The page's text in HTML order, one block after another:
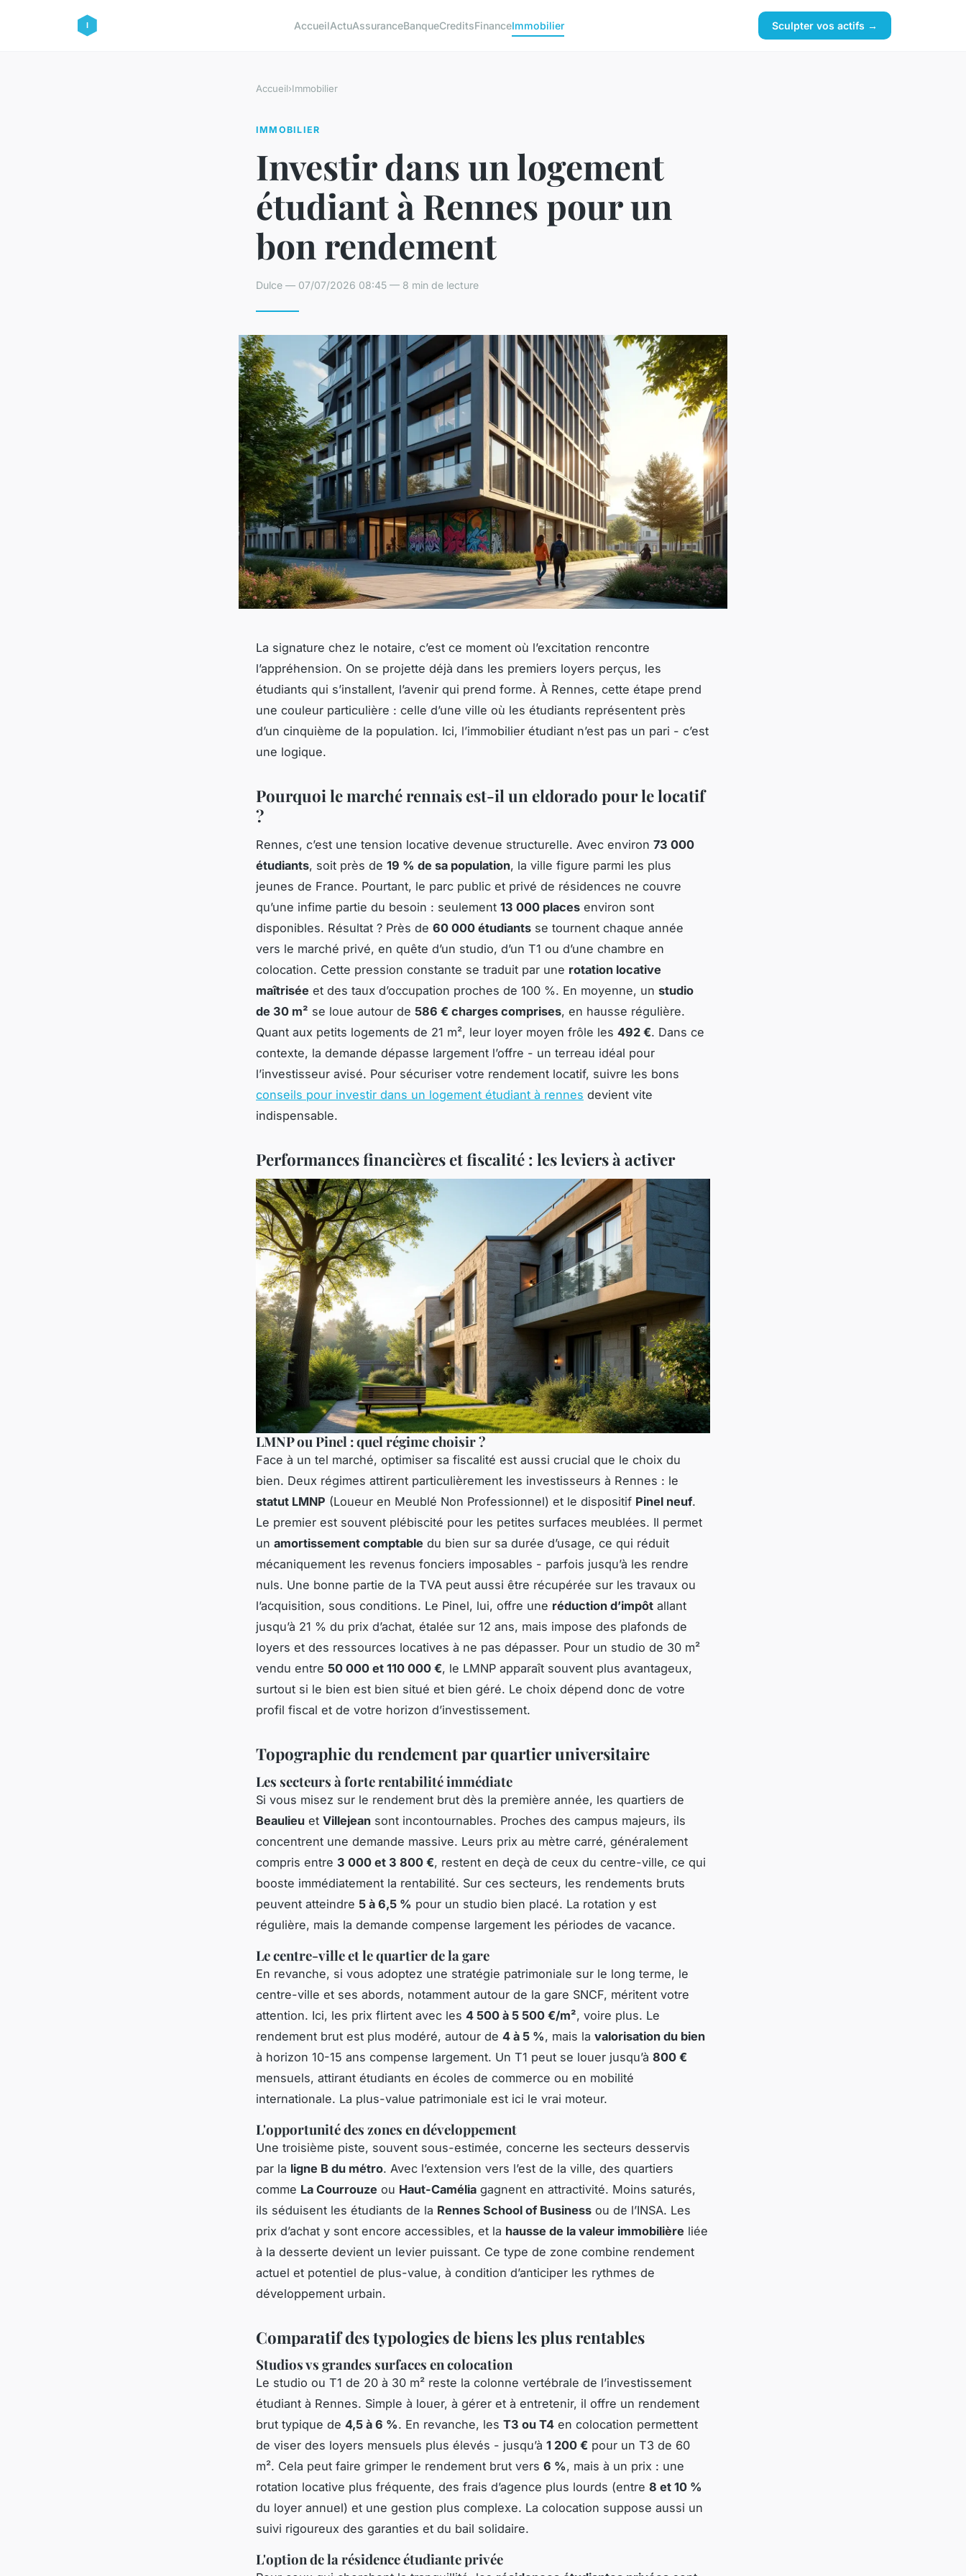
AccueilActuAssuranceBanqueCreditsFinanceImmobilier Sculpter vos actifs →
Accueil›Immobilier
IMMOBILIER
Investir dans un logement
étudiant à Rennes pour un
bon rendement
Dulce — 07/07/2026 08:45 — 8 min de lecture
La signature chez le notaire, c’est ce moment où l’excitation rencontre
l’appréhension. On se projette déjà dans les premiers loyers perçus, les
étudiants qui s’installent, l’avenir qui prend forme. À Rennes, cette étape prend
une couleur particulière : celle d’une ville où les étudiants représentent près
d’un cinquième de la population. Ici, l’immobilier étudiant n’est pas un pari - c’est
une logique.
Pourquoi le marché rennais est-il un eldorado pour le locatif
?
Rennes, c’est une tension locative devenue structurelle. Avec environ 73 000
étudiants, soit près de 19 % de sa population, la ville figure parmi les plus
jeunes de France. Pourtant, le parc public et privé de résidences ne couvre
qu’une infime partie du besoin : seulement 13 000 places environ sont
disponibles. Résultat ? Près de 60 000 étudiants se tournent chaque année
vers le marché privé, en quête d’un studio, d’un T1 ou d’une chambre en
colocation. Cette pression constante se traduit par une rotation locative
maîtrisée et des taux d’occupation proches de 100 %. En moyenne, un studio
de 30 m² se loue autour de 586 € charges comprises, en hausse régulière.
Quant aux petits logements de 21 m², leur loyer moyen frôle les 492 €. Dans ce
contexte, la demande dépasse largement l’offre - un terreau idéal pour
l’investisseur avisé. Pour sécuriser votre rendement locatif, suivre les bons
conseils pour investir dans un logement étudiant à rennes devient vite
indispensable.
Performances financières et fiscalité : les leviers à activer
LMNP ou Pinel : quel régime choisir ?
Face à un tel marché, optimiser sa fiscalité est aussi crucial que le choix du
bien. Deux régimes attirent particulièrement les investisseurs à Rennes : le
statut LMNP (Loueur en Meublé Non Professionnel) et le dispositif Pinel neuf.
Le premier est souvent plébiscité pour les petites surfaces meublées. Il permet
un amortissement comptable du bien sur sa durée d’usage, ce qui réduit
mécaniquement les revenus fonciers imposables - parfois jusqu’à les rendre
nuls. Une bonne partie de la TVA peut aussi être récupérée sur les travaux ou
l’acquisition, sous conditions. Le Pinel, lui, offre une réduction d’impôt allant
jusqu’à 21 % du prix d’achat, étalée sur 12 ans, mais impose des plafonds de
loyers et des ressources locatives à ne pas dépasser. Pour un studio de 30 m²
vendu entre 50 000 et 110 000 €, le LMNP apparaît souvent plus avantageux,
surtout si le bien est bien situé et bien géré. Le choix dépend donc de votre
profil fiscal et de votre horizon d’investissement.
Topographie du rendement par quartier universitaire
Les secteurs à forte rentabilité immédiate
Si vous misez sur le rendement brut dès la première année, les quartiers de
Beaulieu et Villejean sont incontournables. Proches des campus majeurs, ils
concentrent une demande massive. Leurs prix au mètre carré, généralement
compris entre 3 000 et 3 800 €, restent en deçà de ceux du centre-ville, ce qui
booste immédiatement la rentabilité. Sur ces secteurs, les rendements bruts
peuvent atteindre 5 à 6,5 % pour un studio bien placé. La rotation y est
régulière, mais la demande compense largement les périodes de vacance.
Le centre-ville et le quartier de la gare
En revanche, si vous adoptez une stratégie patrimoniale sur le long terme, le
centre-ville et ses abords, notamment autour de la gare SNCF, méritent votre
attention. Ici, les prix flirtent avec les 4 500 à 5 500 €/m², voire plus. Le
rendement brut est plus modéré, autour de 4 à 5 %, mais la valorisation du bien
à horizon 10-15 ans compense largement. Un T1 peut se louer jusqu’à 800 €
mensuels, attirant étudiants en écoles de commerce ou en mobilité
internationale. La plus-value patrimoniale est ici le vrai moteur.
L'opportunité des zones en développement
Une troisième piste, souvent sous-estimée, concerne les secteurs desservis
par la ligne B du métro. Avec l’extension vers l’est de la ville, des quartiers
comme La Courrouze ou Haut-Camélia gagnent en attractivité. Moins saturés,
ils séduisent les étudiants de la Rennes School of Business ou de l’INSA. Les
prix d’achat y sont encore accessibles, et la hausse de la valeur immobilière liée
à la desserte devient un levier puissant. Ce type de zone combine rendement
actuel et potentiel de plus-value, à condition d’anticiper les rythmes de
développement urbain.
Comparatif des typologies de biens les plus rentables
Studios vs grandes surfaces en colocation
Le studio ou T1 de 20 à 30 m² reste la colonne vertébrale de l’investissement
étudiant à Rennes. Simple à louer, à gérer et à entretenir, il offre un rendement
brut typique de 4,5 à 6 %. En revanche, les T3 ou T4 en colocation permettent
de viser des loyers mensuels plus élevés - jusqu’à 1 200 € pour un T3 de 60
m². Cela peut faire grimper le rendement brut vers 6 %, mais à un prix : une
rotation locative plus fréquente, des frais d’agence plus lourds (entre 8 et 10 %
du loyer annuel) et une gestion plus complexe. La colocation suppose aussi un
suivi rigoureux des garanties et du bail solidaire.
L'option de la résidence étudiante privée